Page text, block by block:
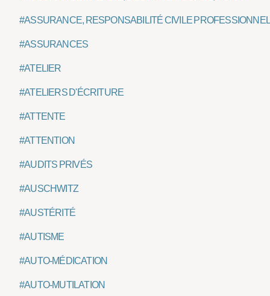
#ASSURANCE, RESPONSABILITÉ CIVILE
#ASSURANCES
#ATELIER
#ATELIERS D'ÉCRITURE
#ATTENTE
#ATTENTION
#AUDITS PRIVÉS
#AUSCHWITZ
#AUSTÉRITÉ
#AUTISME
#AUTO-MÉDICATION
#AUTO-MUTILATION